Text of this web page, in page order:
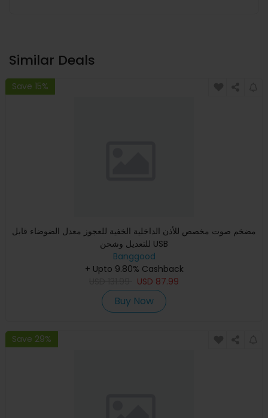
Similar Deals
Save 15%
مضخم صوت مخصص للأذن الداخلية الخفية للعجوز معدل الضوضاء قابل
للتعديل وشحن USB
Banggood
+ Upto 9.80% Cashback
USD 87.99
Buy Now
Save 29%